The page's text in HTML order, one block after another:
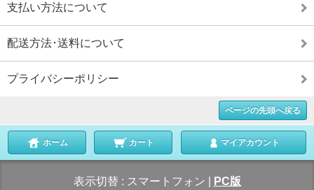
支払い方法について
配送方法･送料について
プライバシーポリシー
ページの先頭へ戻る
ホーム カート マイアカウント
表示切替 : スマートフォン PC版